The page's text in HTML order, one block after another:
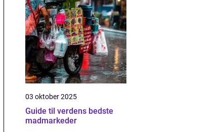
03 oktober 2025
Guide til verdens bedste
madmarkeder